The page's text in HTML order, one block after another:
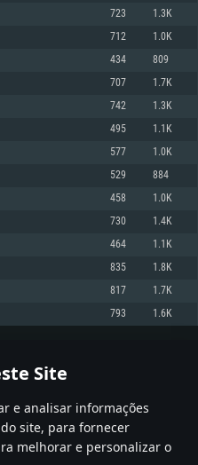
Site
e analisar informações
site, para fornecer
melhorar e personalizar o
Radeon 77XX / NVIDIA GeForce
720p
ou versão mais recente
Xeon não suportado)
AMD/Nvidia para Mac.
suporte Metal.
do Linux de 64bit
mais recentes (não mais de 6
mais recentes com suporte
mínima suportada: 720p.
mais recentes (não mais de 6
570) com os drivers mais recentes
723 1.3K
712 1.0K
434 809
707 1.7K
742 1.3K
495 1.1K
577 1.0K
529 884
458 1.0K
730 1.4K
464 1.1K
835 1.8K
817 1.7K
793 1.6K